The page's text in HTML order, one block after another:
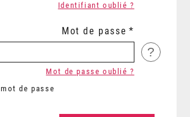
Identifiant oublié ?
Mot de passe
?
mot de passe
Mot de passe oublié ?